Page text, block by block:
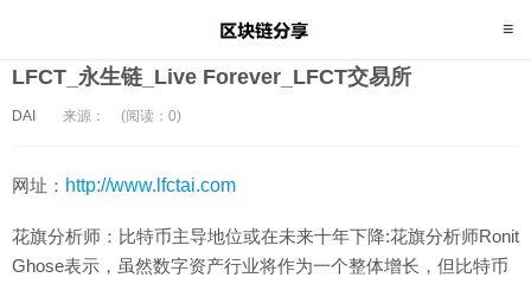
LFCT_永生链_Live Forever_LFCT交易所
DAI 来源： (阅读：0)
网址： http://www.lfctai.com
花旗分析师：比特币主导地位或在未来十年下降:花旗分析师Ronit
Ghose表示，虽然数字资产行业将作为一个整体增长，但比特币